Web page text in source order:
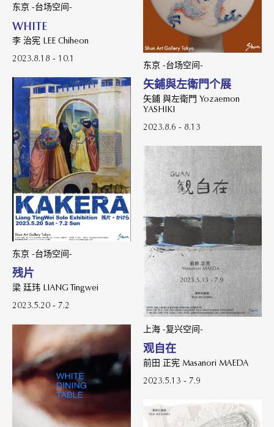
东京 -台场空间-
WHITE
李 治宪 LEE Chiheon
2023.8.18 - 10.1
东京 -台场空间-
矢鋪與左衛門个展
矢鋪 與左衛門 Yozaemon
YASHIKI
2023.8.6 - 8.13
东京 -台场空间-
残片
梁 廷玮 LIANG Tingwei
2023.5.20 - 7.2
上海 -复兴空间-
观自在
前田 正宪 Masanori MAEDA
2023.5.13 - 7.9